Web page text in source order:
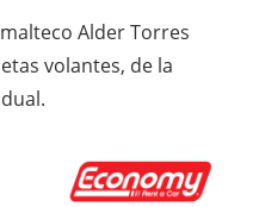
Alder Torres
volantes, de la